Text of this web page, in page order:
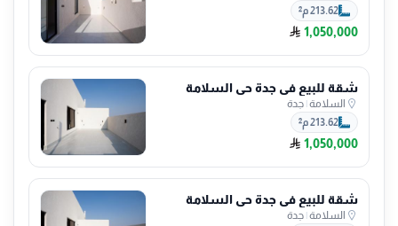
213.62 م²
1,050,000
شقة للبيع في جدة حي السلامة
السلامة| جدة
213.62 م²
1,050,000
شقة للبيع في جدة حي السلامة
السلامة| جدة